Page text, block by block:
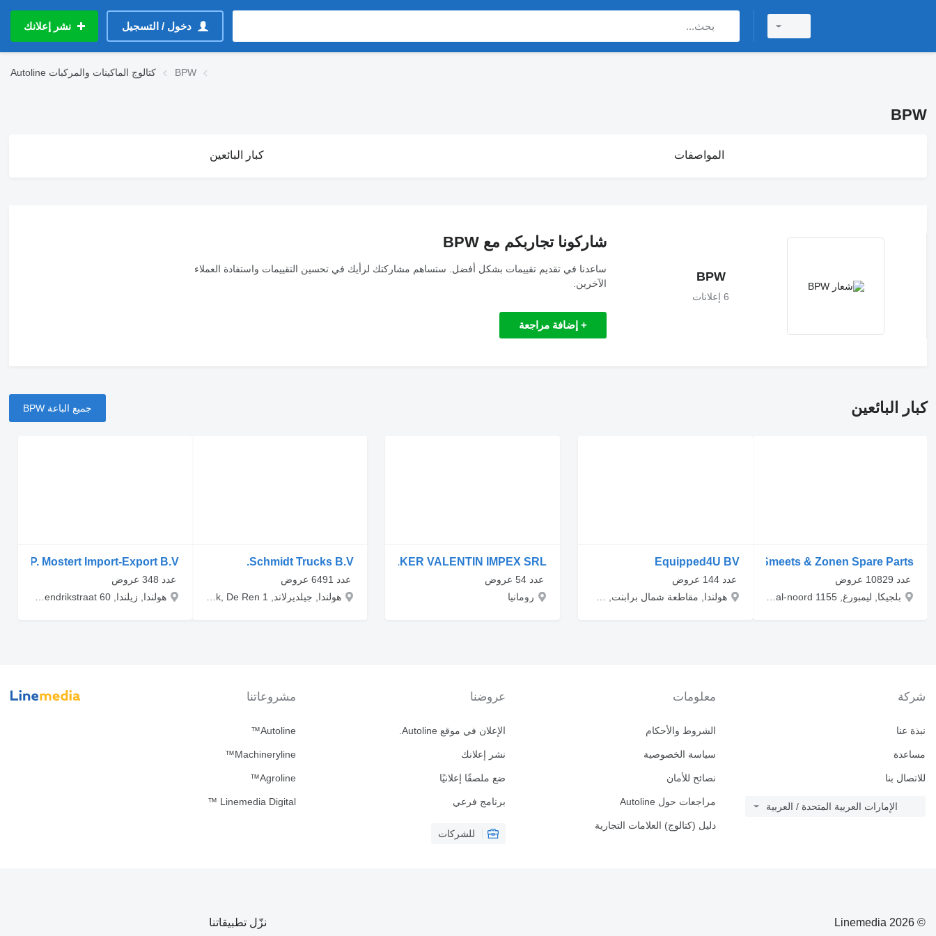
دخول / التسجيل نشر إعلانك
Autoline كتالوج الماكينات والمركبات BPW
BPW
المواصفات كبار البائعين
BPW
6 إعلانات
شاركونا تجاربكم مع BPW
ساعدنا في تقديم تقييمات بشكل أفضل. ستساهم مشاركتك لرأيك في تحسين التقييمات واستفادة العملاء
الآخرين.
+ إضافة مراجعة
كبار البائعين جميع الباعة BPW
Smeets & Zonen Spare Parts
‏ عدد 10829 عروض
بلجيكا, ليمبورغ, Bree, Industrieterrein kanaal-noord 1155
Equipped4U BV
‏ عدد 144 عروض
T.A WALKER VALENTIN IMPEX SRL
‏ عدد 54 عروض
رومانيا
Schmidt Trucks B.V.
‏ عدد 6491 عروض
P. Mostert Import-Export B.V.
‏ عدد 348 عروض
هولندا, زيلندا, Lamswaarde, Frederick Hendrikstraat 60
شركة
نبذة عنا
مساعدة
للاتصال بنا
الإمارات العربية المتحدة / العربية
معلومات
الشروط والأحكام
سياسة الخصوصية
نصائح للأمان
مراجعات حول Autoline
دليل (كتالوج) العلامات التجارية
عروضنا
الإعلان في موقع Autoline.
نشر إعلانك
ضع ملصقًا إعلانيًا
برنامج فرعي
للشركات
مشروعاتنا
Autoline™
Machineryline™
Agroline™
Linemedia Digital ™
© 2026 Linemedia نزّل تطبيقاتنا